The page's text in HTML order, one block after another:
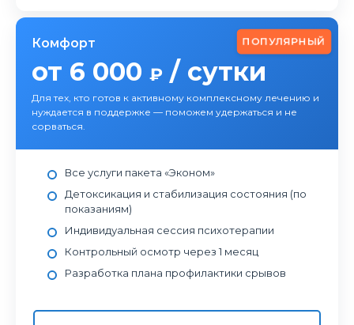
ПОПУЛЯРНЫЙ
Комфорт
от 6 000 ₽ / сутки
Для тех, кто готов к активному комплексному лечению и
нуждается в поддержке — поможем удержаться и не
сорваться.
Все услуги пакета «Эконом»
Детоксикация и стабилизация состояния (по
показаниям)
Индивидуальная сессия психотерапии
Контрольный осмотр через 1 месяц
Разработка плана профилактики срывов